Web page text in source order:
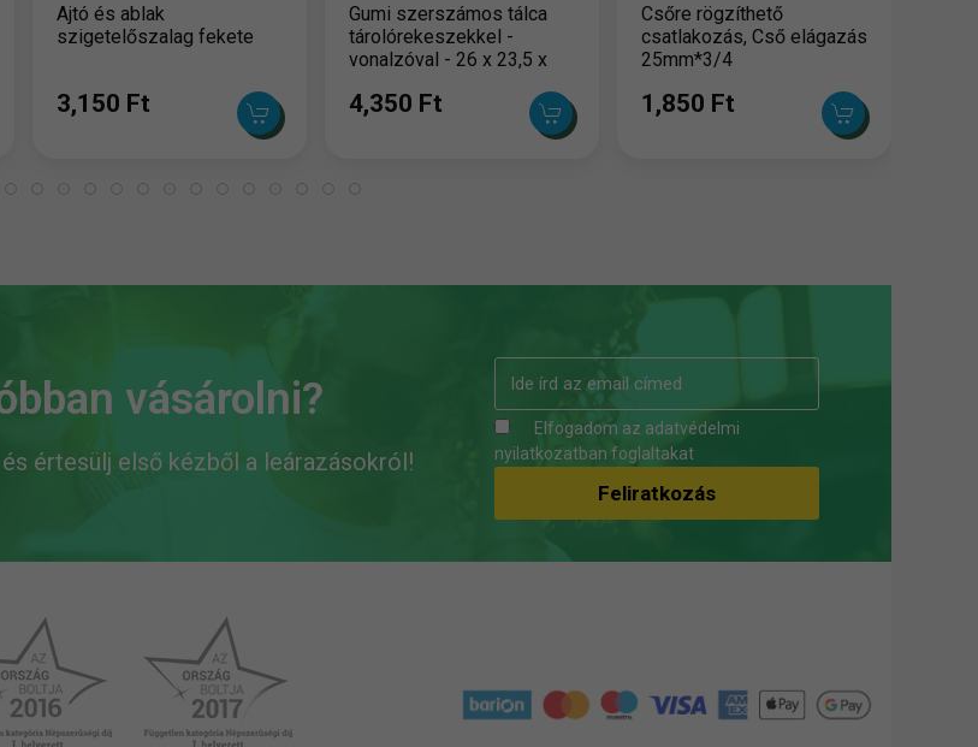
Ajtó és ablak
szigetelőszalag fekete
3,150 Ft
Gumi szerszámos tálca
tárolórekeszekkel -
vonalzóval - 26 x 23,5 x
4,350 Ft
Csőre rögzíthető
csatlakozás, Cső elágazás
25mm*3/4
1,850 Ft
vásárolni?
értesülj első kézből a leárazásokról!
Elfogadom az adatvédelmi
nyilatkozatban foglaltakat